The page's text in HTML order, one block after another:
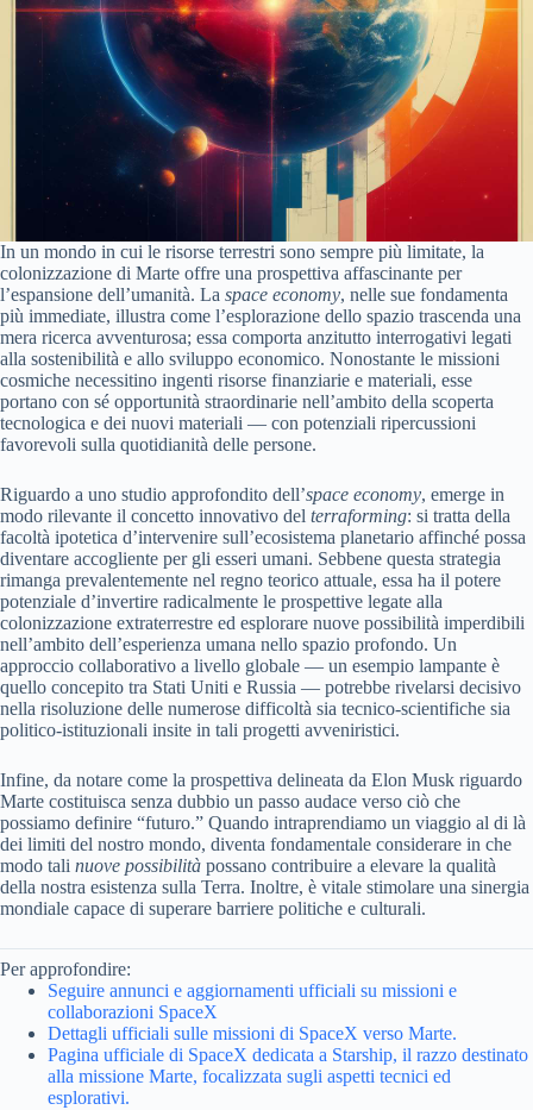
In un mondo in cui le risorse terrestri sono sempre più limitate, la
colonizzazione di Marte offre una prospettiva affascinante per
l’espansione dell’umanità. La space economy, nelle sue fondamenta
più immediate, illustra come l’esplorazione dello spazio trascenda una
mera ricerca avventurosa; essa comporta anzitutto interrogativi legati
alla sostenibilità e allo sviluppo economico. Nonostante le missioni
cosmiche necessitino ingenti risorse finanziarie e materiali, esse
portano con sé opportunità straordinarie nell’ambito della scoperta
tecnologica e dei nuovi materiali — con potenziali ripercussioni
favorevoli sulla quotidianità delle persone.
Riguardo a uno studio approfondito dell’space economy, emerge in
modo rilevante il concetto innovativo del terraforming: si tratta della
facoltà ipotetica d’intervenire sull’ecosistema planetario affinché possa
diventare accogliente per gli esseri umani. Sebbene questa strategia
rimanga prevalentemente nel regno teorico attuale, essa ha il potere
potenziale d’invertire radicalmente le prospettive legate alla
colonizzazione extraterrestre ed esplorare nuove possibilità imperdibili
nell’ambito dell’esperienza umana nello spazio profondo. Un
approccio collaborativo a livello globale — un esempio lampante è
quello concepito tra Stati Uniti e Russia — potrebbe rivelarsi decisivo
nella risoluzione delle numerose difficoltà sia tecnico-scientifiche sia
politico-istituzionali insite in tali progetti avveniristici.
Infine, da notare come la prospettiva delineata da Elon Musk riguardo
Marte costituisca senza dubbio un passo audace verso ciò che
possiamo definire “futuro.” Quando intraprendiamo un viaggio al di là
dei limiti del nostro mondo, diventa fondamentale considerare in che
modo tali nuove possibilità possano contribuire a elevare la qualità
della nostra esistenza sulla Terra. Inoltre, è vitale stimolare una sinergia
mondiale capace di superare barriere politiche e culturali.
Per approfondire:
Seguire annunci e aggiornamenti ufficiali su missioni e
collaborazioni SpaceX
Dettagli ufficiali sulle missioni di SpaceX verso Marte.
Pagina ufficiale di SpaceX dedicata a Starship, il razzo destinato
alla missione Marte, focalizzata sugli aspetti tecnici ed
esplorativi.